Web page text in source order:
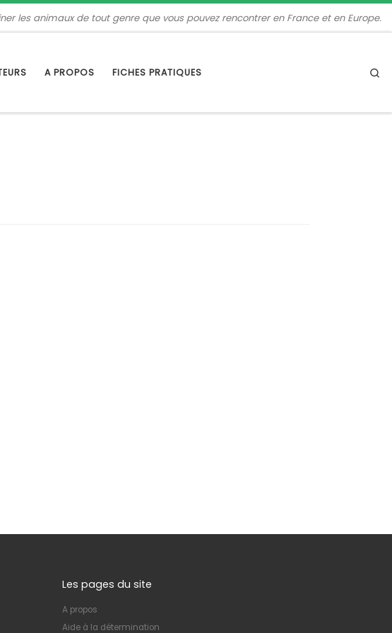
les animaux de tout genre que vous pouvez rencontrer en France et en Europe.
A PROPOS FICHES PRATIQUES
Les pages du site
A propos
Aide à la détermination